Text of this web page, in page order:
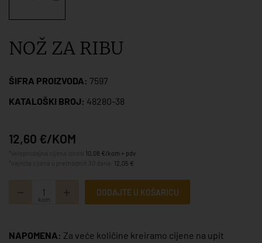
NOŽ ZA RIBU
ŠIFRA PROIZVODA: 7597
KATALOŠKI BROJ: 48280-38
12,60 €/KOM
10,08 €/kom + pdv
12,05 €
kom
DODAJTE U KOŠARICU
NAPOMENA: Za veće količine kreiramo cijene na upit